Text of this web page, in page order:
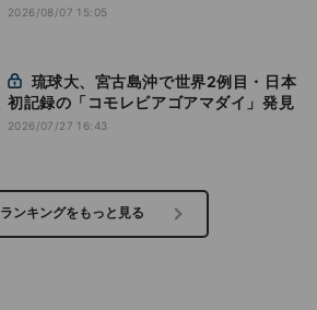
2026/08/07 15:05
初記録の「コモレビアゴアマダイ」発見
2026/07/27 16:43
ランキングをもっと見る